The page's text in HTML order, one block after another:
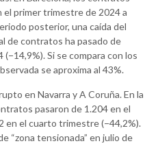
primer trimestre de 2024 a
posterior, una caída del
de contratos ha pasado de
Si se compara con los
se aproxima al 43%.
en Navarra y A Coruña. En la
pasaron de 1.204 en el
en el cuarto trimestre (−44,2%).
“zona tensionada” en julio de